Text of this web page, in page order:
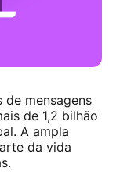
de mensagens
de 1,2 bilhão
A ampla
da vida